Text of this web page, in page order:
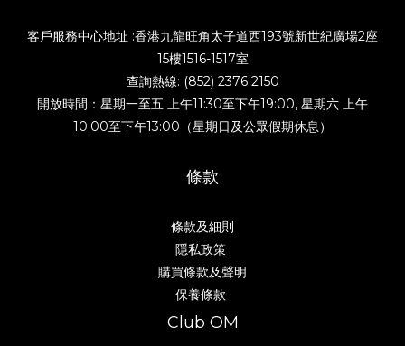
客戶服務中心地址 :香港九龍旺角太子道西193號新世紀廣場2座
15樓1516-1517室
查詢熱線: (852) 2376 2150
開放時間：星期一至五 上午11:30至下午19:00, 星期六 上午
10:00至下午13:00（星期日及公眾假期休息）
條款
條款及細則
隱私政策
購買條款及聲明
保養條款
Club OM